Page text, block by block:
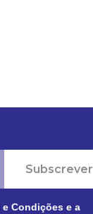
Subscrever
e Condições e a